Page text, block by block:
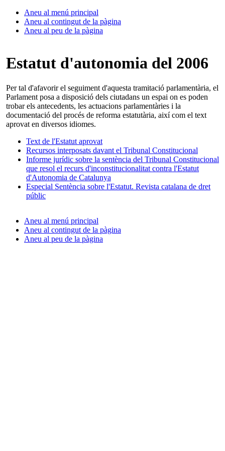
Aneu al menú principal
Aneu al contingut de la pàgina
Aneu al peu de la pàgina
Estatut d'autonomia del 2006
Per tal d'afavorir el seguiment d'aquesta tramitació parlamentària, el
Parlament posa a disposició dels ciutadans un espai on es poden
trobar els antecedents, les actuacions parlamentàries i la
documentació del procés de reforma estatutària, així com el text
aprovat en diversos idiomes.
Text de l'Estatut aprovat
Recursos interposats davant el Tribunal Constitucional
Informe jurídic sobre la sentència del Tribunal Constitucional
que resol el recurs d'inconstitucionalitat contra l'Estatut
d'Autonomia de Catalunya
Especial Sentència sobre l'Estatut. Revista catalana de dret
públic
Aneu al menú principal
Aneu al contingut de la pàgina
Aneu al peu de la pàgina